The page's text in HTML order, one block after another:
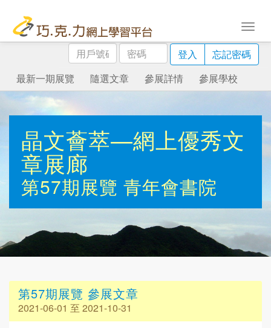
用
戶
號
碼
密
碼
登入
忘記密碼
最新一期展覽
隨選文章 參展詳情 參展學校
晶文薈萃—網上優秀文
章展廊
第57期展覽 青年會書院
第57期展覽 參展文章
2021-06-01 至 2021-10-31